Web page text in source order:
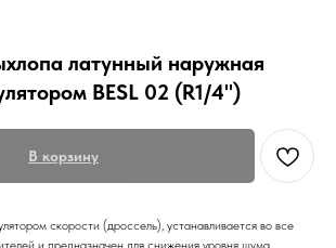
латунный наружная
BESL 02 (R1/4")
В корзину
скорости (дроссель), устанавливается во все
и предназначен для снижения уровня шума,